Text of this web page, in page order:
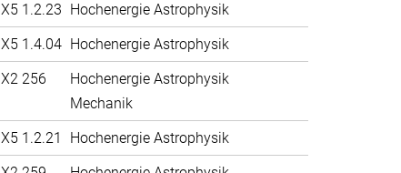
X5 1.2.23 Hochenergie Astrophysik
X5 1.4.04 Hochenergie Astrophysik
X2 256
Hochenergie Astrophysik
Mechanik
X5 1.2.21
Hochenergie Astrophysik